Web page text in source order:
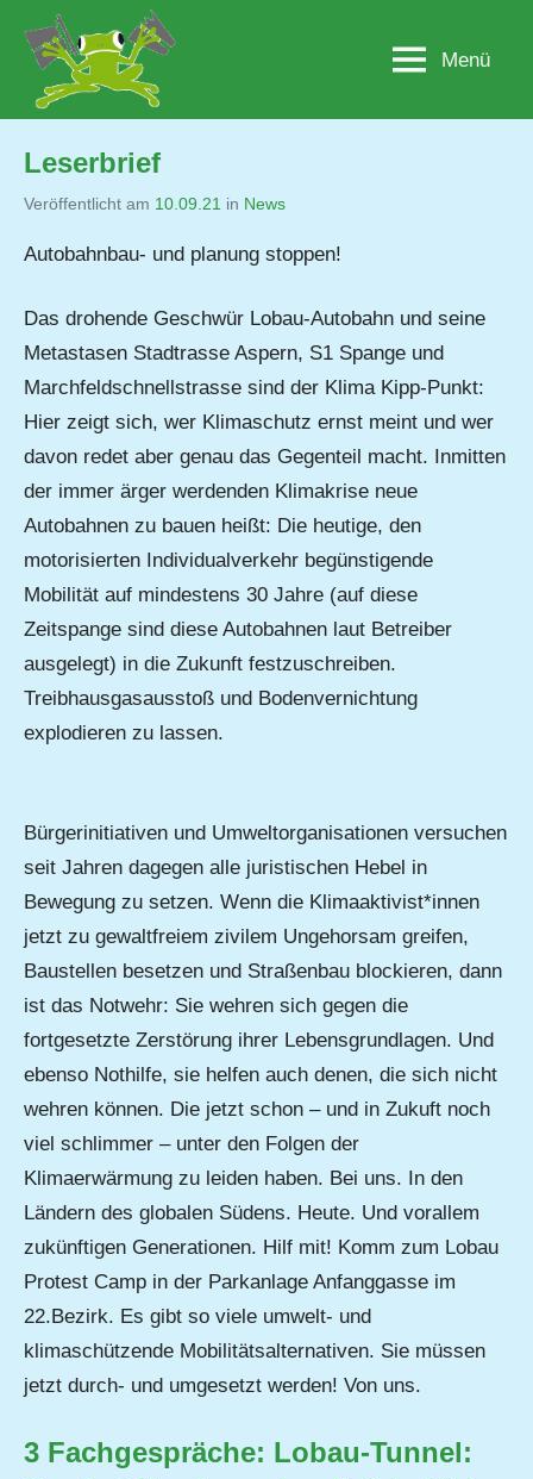
Inhalt
springenLobau.org
BürgerInitiative
"Rettet
die
Lobau
–
Natur
Beton"
Menü
Leserbrief
Veröffentlicht am 10.09.21 von
Matysek
in News
Autobahnbau- und planung stoppen!
Das drohende Geschwür Lobau-Autobahn und seine
Metastasen Stadtrasse Aspern, S1 Spange und
Marchfeldschnellstrasse sind der Klima Kipp-Punkt:
Hier zeigt sich, wer Klimaschutz ernst meint und wer
davon redet aber genau das Gegenteil macht. Inmitten
der immer ärger werdenden Klimakrise neue
Autobahnen zu bauen heißt: Die heutige, den
motorisierten Individualverkehr begünstigende
Mobilität auf mindestens 30 Jahre (auf diese
Zeitspange sind diese Autobahnen laut Betreiber
ausgelegt) in die Zukunft festzuschreiben.
Treibhausgasausstoß und Bodenvernichtung
explodieren zu lassen.
Bürgerinitiativen und Umweltorganisationen versuchen
seit Jahren dagegen alle juristischen Hebel in
Bewegung zu setzen. Wenn die Klimaaktivist*innen
jetzt zu gewaltfreiem zivilem Ungehorsam greifen,
Baustellen besetzen und Straßenbau blockieren, dann
ist das Notwehr: Sie wehren sich gegen die
fortgesetzte Zerstörung ihrer Lebensgrundlagen. Und
ebenso Nothilfe, sie helfen auch denen, die sich nicht
wehren können. Die jetzt schon – und in Zukuft noch
viel schlimmer – unter den Folgen der
Klimaerwärmung zu leiden haben. Bei uns. In den
Ländern des globalen Südens. Heute. Und vorallem
zukünftigen Generationen. Hilf mit! Komm zum Lobau
Protest Camp in der Parkanlage Anfanggasse im
22.Bezirk. Es gibt so viele umwelt- und
klimaschützende Mobilitätsalternativen. Sie müssen
jetzt durch- und umgesetzt werden! Von uns.
3 Fachgespräche: Lobau-Tunnel: